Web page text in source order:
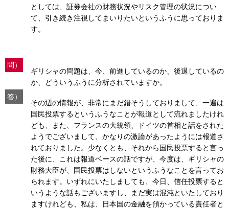
としては、証券会社の財務状況やリスク管理の状況につい
て、引き続き注視してまいりたいというふうに思っておりま
す。
問）
ギリシャの問題は、今、前進しているのか、後退しているの
か、どういうふうに分析されていますか。
答）
その辺の情報が、非常にまだ錯そうしておりまして、一遍は
国民投票するというふうなことが報道として流れましたけれ
ども、また、フランスの大統領、ドイツの首相と話をされた
ようでございまして、かなりの激論があったようには報道さ
れておりました。少なくとも、それから国民投票すると言っ
た後に、これは報道ベースの話ですが、今度は、ギリシャの
財務大臣が、国民投票はしないというふうなことを言ってお
られます。いずれにいたしましても、今日、信任投票すると
いうような話もございますし、まだ実は混沌といたしており
ますけれども、私は、日本国の金融を預かっている責任者と